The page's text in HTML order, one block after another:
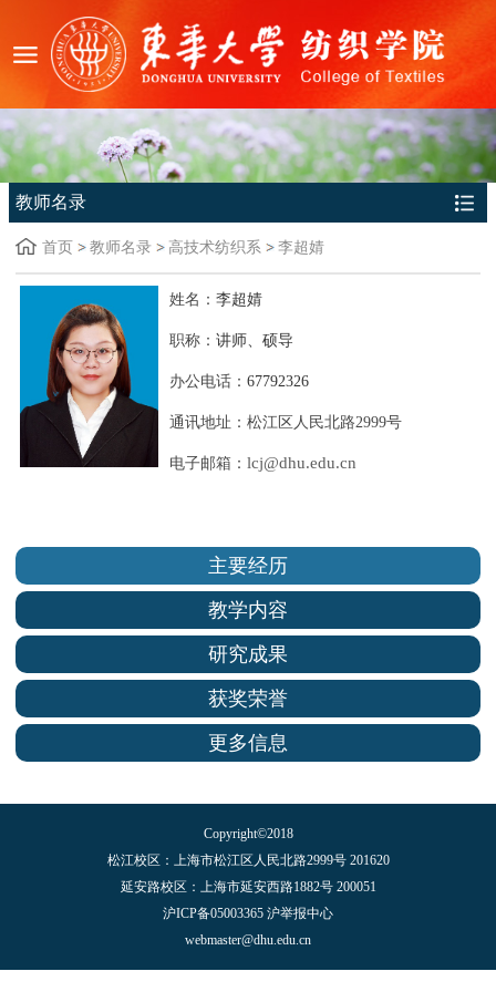
教师名录
首页 教师名录 高技术纺织系 李超婧
姓名： 李超婧
职称： 讲师、硕导
办公电话： 67792326
通讯地址： 松江区人民北路2999号
电子邮箱： lcj@dhu.edu.cn
主要经历
教学内容
研究成果
获奖荣誉
更多信息
Copyright©2018
松江校区：上海市松江区人民北路2999号 201620
延安路校区：上海市延安西路1882号 200051
沪ICP备05003365 沪举报中心
webmaster@dhu.edu.cn